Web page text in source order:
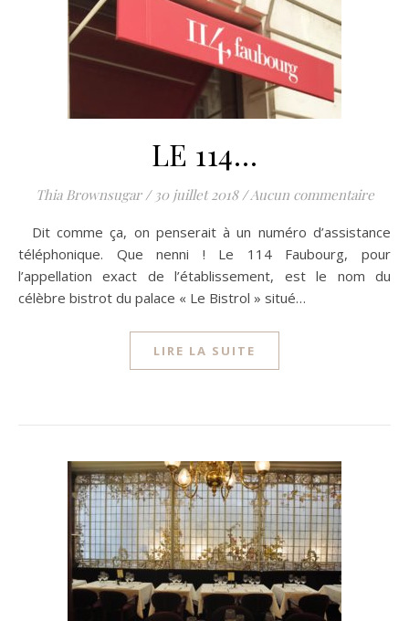
LE 114…
Thia Brownsugar / 30 juillet 2018 /Aucun commentaire
Dit comme ça, on penserait à un numéro d’assistance
téléphonique. Que nenni ! Le 114 Faubourg, pour
l’appellation exact de l’établissement, est le nom du
célèbre bistrot du palace « Le Bistrol » situé…
LIRE LA SUITE